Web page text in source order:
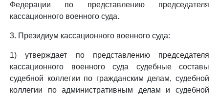
Федерации по представлению председателя
кассационного военного суда.
3. Президиум кассационного военного суда:
1) утверждает по представлению председателя
кассационного военного суда судебные составы
судебной коллегии по гражданским делам, судебной
коллегии по административным делам и судебной